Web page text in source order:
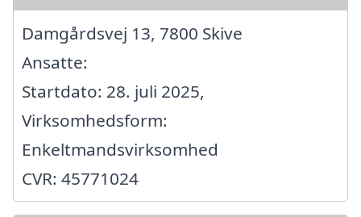
Damgårdsvej 13, 7800 Skive
Ansatte:
Startdato: 28. juli 2025,
Virksomhedsform:
Enkeltmandsvirksomhed
CVR: 45771024